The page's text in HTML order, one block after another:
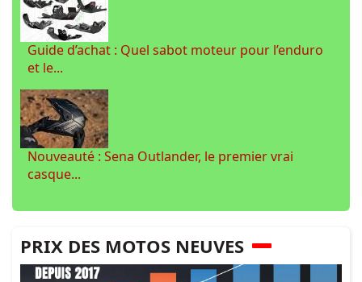
Guide d’achat : Quel sabot moteur pour l’enduro
et le...
Nouveauté : Sena Outlander, le premier vrai
casque...
PRIX DES MOTOS NEUVES